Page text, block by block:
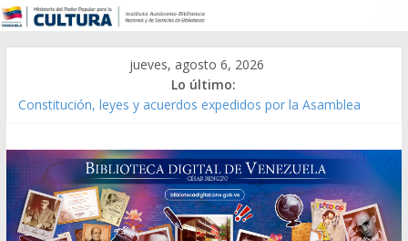
jueves, agosto 6, 2026
Lo último:
Constitución, leyes y acuerdos expedidos por la Asamblea
Modesta Bor Sánchez [material gráfico]
Gaceta Oficial de la República de Venezuela año CXXXIII Mes V,
Caracas 09 de marzo de 2006 N° 38.394
Catálogo temático de obras de Modesta Bor